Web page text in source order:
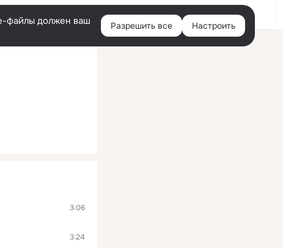
Войти
файлы должен ваш
Разрешить все Настроить
3:06
3:24